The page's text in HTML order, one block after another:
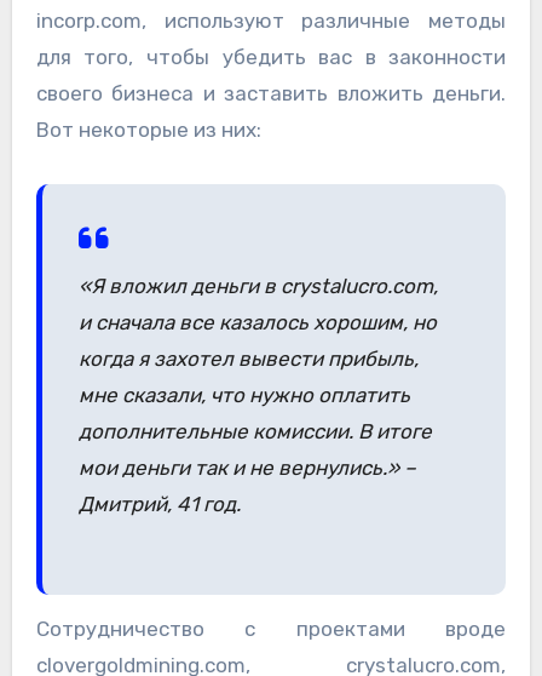
incorp.com, используют различные методы
для того, чтобы убедить вас в законности
своего бизнеса и заставить вложить деньги.
Вот некоторые из них:
«Я вложил деньги в crystalucro.com,
и сначала все казалось хорошим, но
когда я захотел вывести прибыль,
мне сказали, что нужно оплатить
дополнительные комиссии. В итоге
мои деньги так и не вернулись.» –
Дмитрий, 41 год.
Сотрудничество с проектами вроде
clovergoldmining.com, crystalucro.com,